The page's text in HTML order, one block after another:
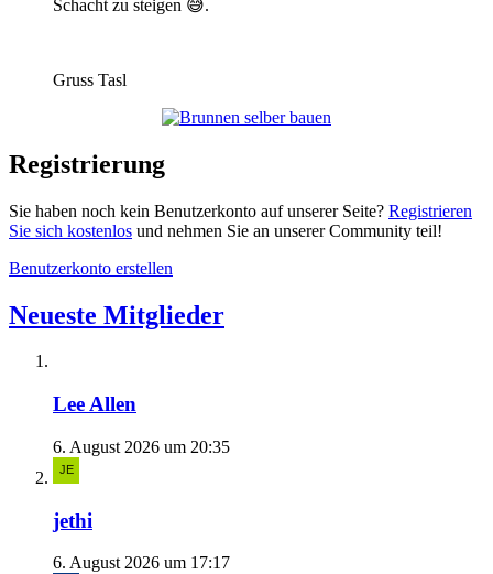
Schacht zu steigen 😅.
Gruss Tasl
Registrierung
Sie haben noch kein Benutzerkonto auf unserer Seite? Registrieren
Sie sich kostenlos und nehmen Sie an unserer Community teil!
Benutzerkonto erstellen
Neueste Mitglieder
Lee Allen
6. August 2026 um 20:35
jethi
6. August 2026 um 17:17